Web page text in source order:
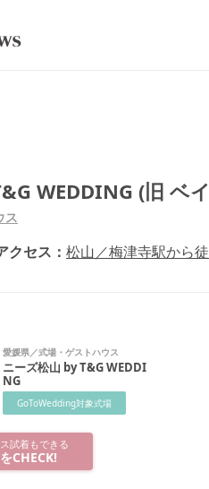
WEDDING (旧 ベ
ス
クセス 松山／梅津寺駅から
愛媛県／式場・ゲストハウス
ニーズ松山 by T&G WEDDI
NG
GoToWedding対象式場
試着もできる
CHECK!